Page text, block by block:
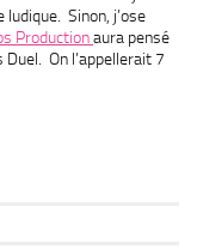
Sinon, j’ose
Productionaura pensé
On l’appellerait 7